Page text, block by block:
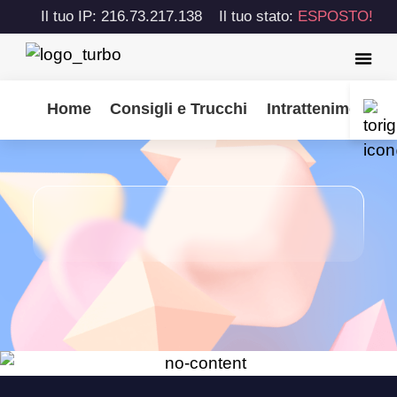
Il tuo IP: 216.73.217.138 Il tuo stato: ESPOSTO!
Home Consigli e Trucchi Intrattenimento